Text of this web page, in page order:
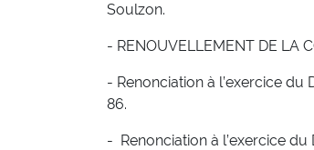
Soulzon.
- RENOUVELLEMENT DE LA
- Renonciation à l’exercice du
86.
- Renonciation à l’exercice